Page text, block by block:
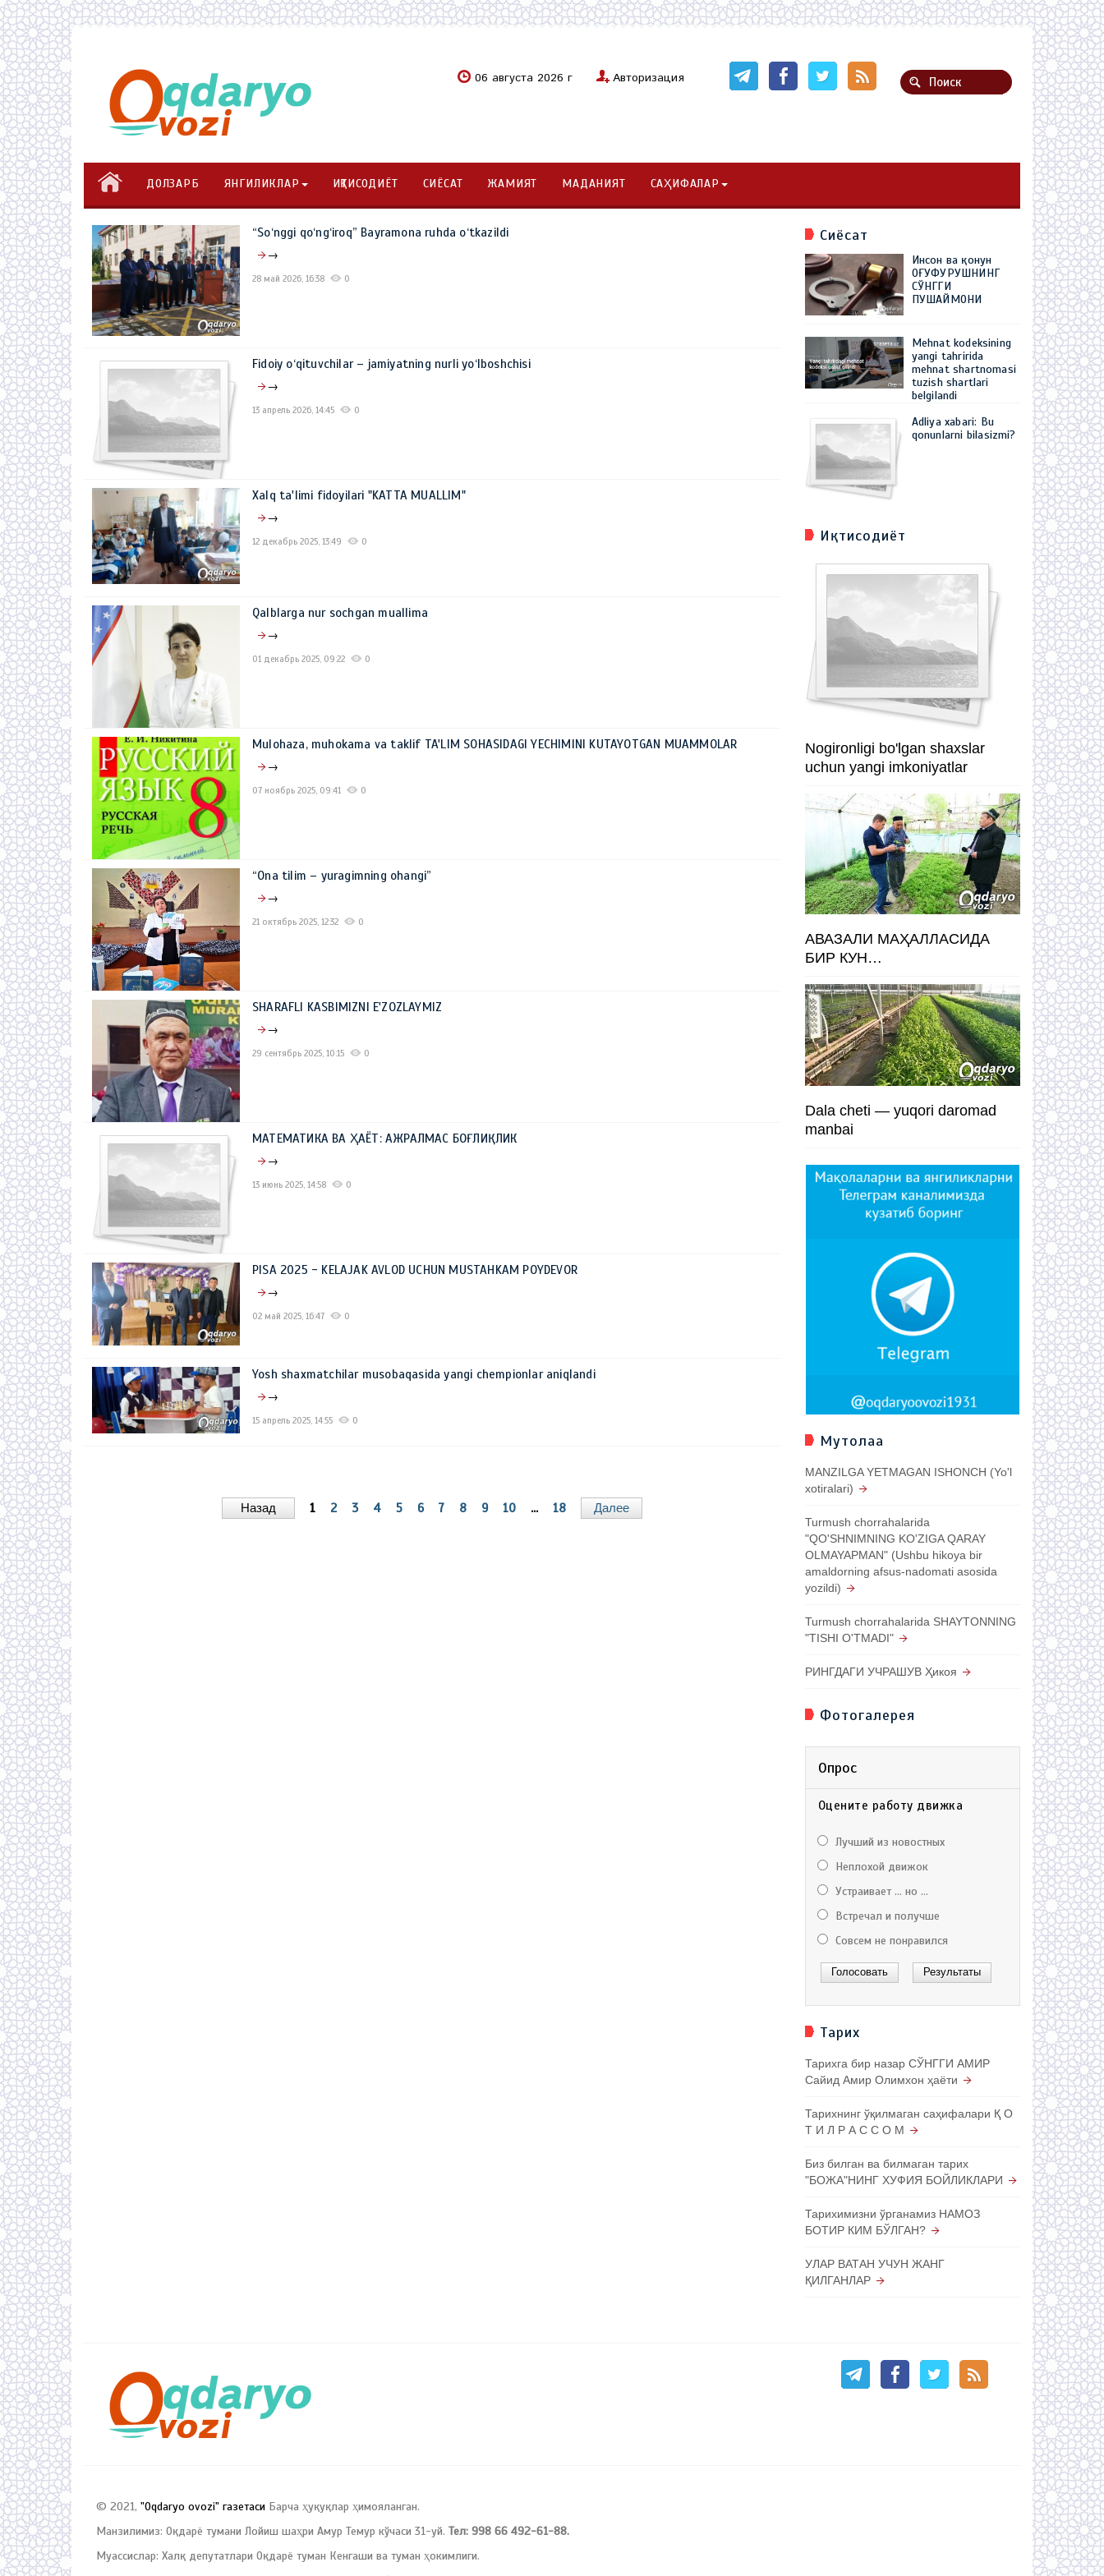
06 августа 2026 г Авторизация
ДОЛЗАРБ ЯНГИЛИКЛАР ИҚТИСОДИЁТ СИЁСАТ ЖАМИЯТ МАДАНИЯТ САҲИФАЛАР
“So‘nggi qo‘ng‘iroq” Bayramona ruhda o‘tkazildi
→
28 май 2026, 16:38 0
Fidoiy o‘qituvchilar – jamiyatning nurli yo‘lboshchisi
→
13 апрель 2026, 14:45 0
Xalq ta'limi fidoyilari "KATTA MUALLIM"
→
12 декабрь 2025, 13:49 0
Qalblarga nur sochgan muallima
→
01 декабрь 2025, 09:22 0
Mulohaza, muhokama va taklif TA'LIM SOHASIDAGI YECHIMINI KUTAYOTGAN MUAMMOLAR
→
07 ноябрь 2025, 09:41 0
“Ona tilim – yuragimning ohangi”
→
21 октябрь 2025, 12:32 0
SHARAFLI KASBIMIZNI E'ZOZLAYMIZ
→
29 сентябрь 2025, 10:15 0
МАТЕМАТИКА ВА ҲАЁТ: АЖРАЛМАС БОҒЛИҚЛИК
→
13 июнь 2025, 14:58 0
PISA 2025 - KELAJAK AVLOD UCHUN MUSTAHKAM POYDEVOR
→
02 май 2025, 16:47 0
Yosh shaxmatchilar musobaqasida yangi chempionlar aniqlandi
→
15 апрель 2025, 14:55 0
Назад 1 2 3 4 5 6 7 8 9 10 ... 18 Далее
Сиёсат
Инсон ва қонун
ОҒУФУРУШНИНГ
СЎНГГИ
ПУШАЙМОНИ
Mehnat kodeksining
yangi tahririda
mehnat shartnomasi
tuzish shartlari
belgilandi
Adliya xabari: Bu
qonunlarni bilasizmi?
Иқтисодиёт
Nogironligi bo'lgan shaxslar
uchun yangi imkoniyatlar
АВАЗАЛИ МАҲАЛЛАСИДА
БИР КУН…
Dala cheti — yuqori daromad
manbai
Мутолаа
MANZILGA YETMAGAN ISHONCH (Yo'l
xotiralari)
Turmush chorrahalarida
"QO'SHNIMNING KO'ZIGA QARAY
OLMAYAPMAN" (Ushbu hikoya bir
amaldorning afsus-nadomati asosida
yozildi)
Turmush chorrahalarida SHAYTONNING
"TISHI O'TMADI"
РИНГДАГИ УЧРАШУВ Ҳикоя
Фотогалерея
Опрос
Оцените работу движка
Лучший из новостных
Неплохой движок
Устраивает ... но ...
Встречал и получше
Совсем не понравился
Тарих
Тарихга бир назар СЎНГГИ АМИР
Сайид Амир Олимхон ҳаёти
Тарихнинг ўқилмаган саҳифалари Қ О
Т И Л Р А С С О М
Биз билган ва билмаган тарих
"БОЖА"НИНГ ХУФИЯ БОЙЛИКЛАРИ
Тарихимизни ўрганамиз НАМОЗ
БОТИР КИМ БЎЛГАН?
УЛАР ВАТАН УЧУН ЖАНГ
ҚИЛГАНЛАР
© 2021, "Oqdaryo ovozi" газетаси Барча ҳуқуқлар ҳимояланган.
Манзилимиз: Оқдарё тумани Лойиш шаҳри Амур Темур кўчаси 31-уй. Тел: 998 66 492-61-88.
Муассислар: Халқ депутатлари Оқдарё туман Кенгаши ва туман ҳокимлиги.